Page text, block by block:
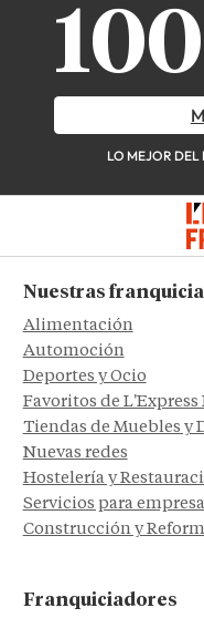
LO MEJOR
Nuestras
Alimentación
Automoción
Deportes y Ocio
Favoritos de L'Express
Tiendas de Muebles y
Nuevas redes
Hostelería y
Servicios para
Construcción y
Franquiciadores